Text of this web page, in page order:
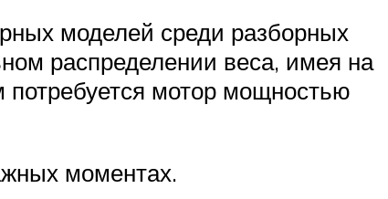
моделей среди разборных
распределении веса, имея на
потребуется мотор мощностью
моментах.